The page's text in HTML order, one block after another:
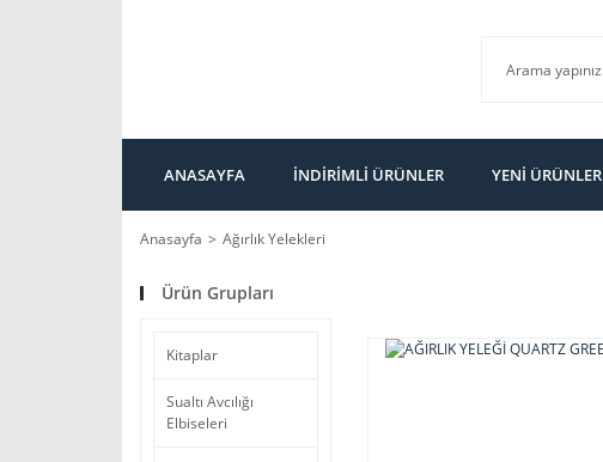
ANASAYFA İNDİRİMLİ ÜRÜNLER YENİ ÜRÜNLER
Anasayfa Ağırlık Yelekleri
Ürün Grupları
Kitaplar
Sualtı Avcılığı
Elbiseleri